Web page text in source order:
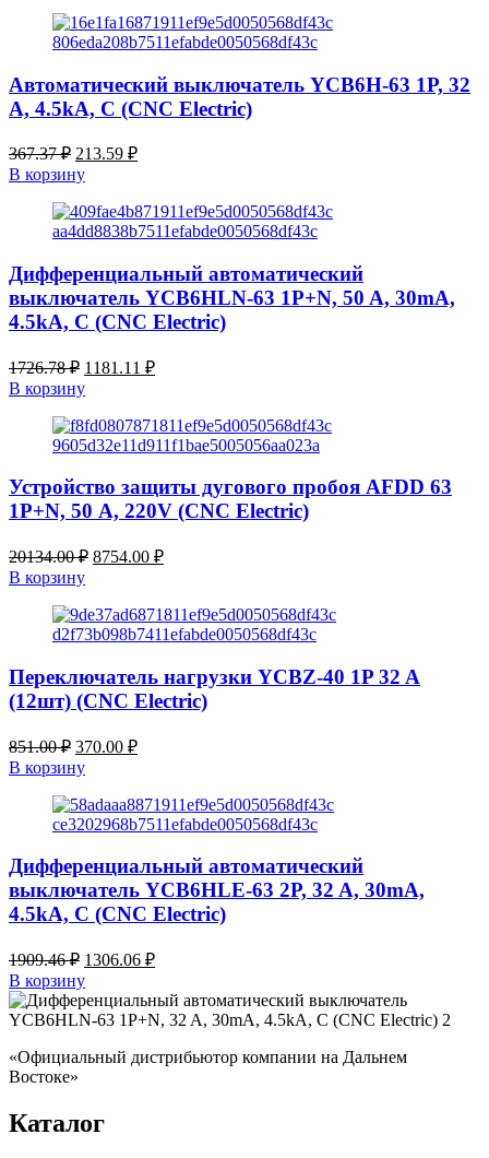
353.06 ₽.
Автоматический выключатель YCB6H-63 1P, 32
A, 4.5kA, C (CNC Electric)
367.37₽ Первоначальная
цена
составляла
367.37 ₽.
213.59 ₽Текущая
В корзину
Дифференциальный автоматический
выключатель YCB6HLN-63 1P+N, 50 A, 30mA,
4.5kA, C (CNC Electric)
1726.78₽ Первоначальная
цена
составляла
1726.78 ₽.
1181.11 ₽Текущая
В корзину
Устройство защиты дугового пробоя AFDD 63
1P+N, 50 А, 220V (CNC Electric)
20134.00₽ Первоначальная
20134.00 ₽.
8754.00 ₽Текущая
В корзину
Переключатель нагрузки YCBZ-40 1P 32 A
(12шт) (CNC Electric)
851.00₽ Первоначальная
цена
составляла
851.00 ₽.
370.00 ₽Текущая
В корзину
Дифференциальный автоматический
выключатель YCB6HLE-63 2P, 32 A, 30mA,
4.5kA, C (CNC Electric)
1909.46₽ Первоначальная
цена
составляла
1909.46 ₽.
1306.06 ₽Текущая
1306.06 ₽.
В корзину
«Официальный дистрибьютор компании на Дальнем
Востоке»
Каталог